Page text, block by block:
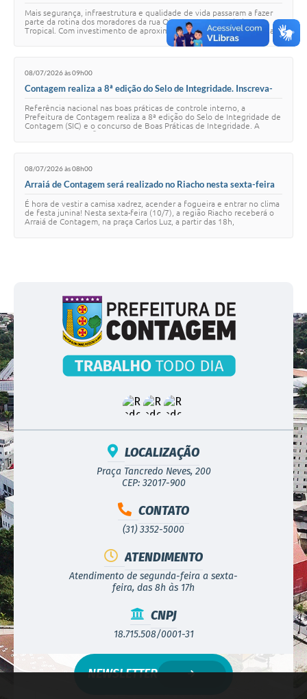
Mais segurança, infraestrutura e qualidade de vida passaram a fazer
parte da rotina dos moradores da rua Oitenta e Sete, no bairro
Tropical. Com investimento de aproximadamente R$ 270 mil, o local
08/07/2026 às 09h00
Contagem realiza a 8ª edição do Selo de Integridade. Inscreva-
Referência nacional nas boas práticas de controle interno, a
Prefeitura de Contagem realiza a 8ª edição do Selo de Integridade de
Contagem (SIC) e o concurso de Boas Práticas de Integridade. A
08/07/2026 às 08h00
Arraiá de Contagem será realizado no Riacho nesta sexta-feira
É hora de vestir a camisa xadrez, acender a fogueira e entrar no clima
de festa junina! Nesta sexta-feira (10/7), a região Riacho receberá o
Arraiá de Contagem, na praça Carlos Luz, a partir das 18h,
LOCALIZAÇÃO
Praça Tancredo Neves, 200
CEP: 32017-900
CONTATO
(31) 3352-5000
ATENDIMENTO
Atendimento de segunda-feira a sexta-
feira, das 8h às 17h
CNPJ
18.715.508/0001-31
NEWSLETTER